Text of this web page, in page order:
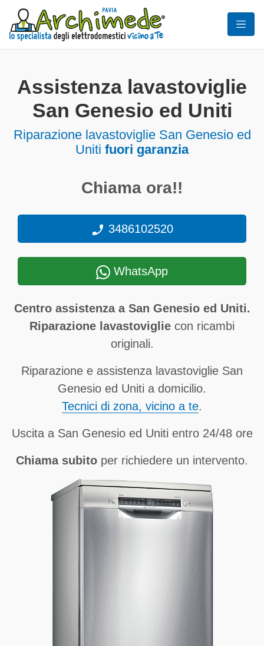
Assistenza lavastoviglie
San Genesio ed Uniti
Riparazione lavastoviglie San Genesio ed
Uniti fuori garanzia
Chiama ora!!
3486102520
WhatsApp
Centro assistenza a San Genesio ed Uniti.
Riparazione lavastoviglie con ricambi
originali.
Riparazione e assistenza lavastoviglie San
Genesio ed Uniti a domicilio.
Tecnici di zona, vicino a te.
Uscita a San Genesio ed Uniti entro 24/48 ore
Chiama subito per richiedere un intervento.